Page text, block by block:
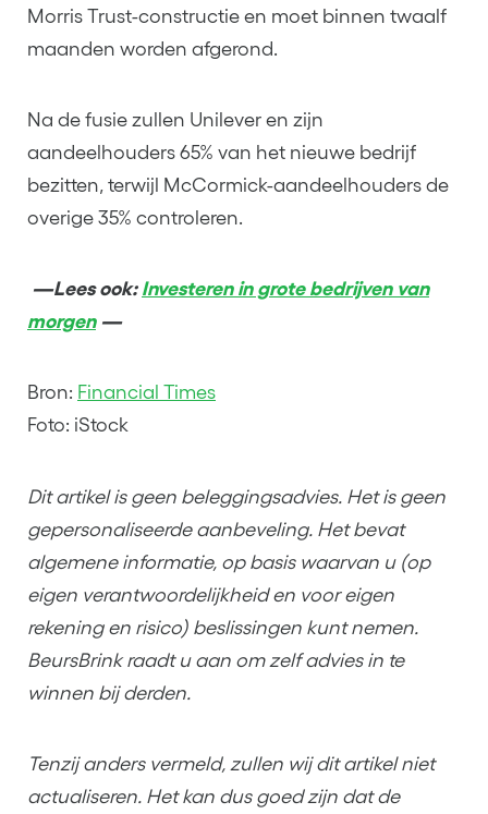
Morris Trust-constructie en moet binnen twaalf
maanden worden afgerond.
Na de fusie zullen Unilever en zijn
aandeelhouders 65% van het nieuwe bedrijf
bezitten, terwijl McCormick-aandeelhouders de
overige 35% controleren.
—Lees ook: Investeren in grote bedrijven van
morgen—
Bron: Financial Times
Foto: iStock
Dit artikel is geen beleggingsadvies. Het is geen
gepersonaliseerde aanbeveling. Het bevat
algemene informatie, op basis waarvan u (op
eigen verantwoordelijkheid en voor eigen
rekening en risico) beslissingen kunt nemen.
BeursBrink raadt u aan om zelf advies in te
winnen bij derden.
Tenzij anders vermeld, zullen wij dit artikel niet
actualiseren. Het kan dus goed zijn dat de